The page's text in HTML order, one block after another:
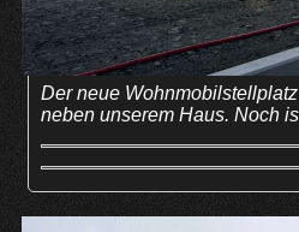
Der neue
neben unserem Haus. Noch